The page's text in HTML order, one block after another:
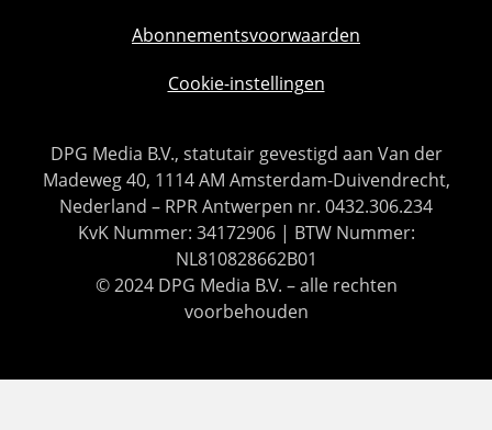
Abonnementsvoorwaarden
Cookie-instellingen
DPG Media B.V., statutair gevestigd aan Van der
Madeweg 40, 1114 AM Amsterdam-Duivendrecht,
Nederland – RPR Antwerpen nr. 0432.306.234
KvK Nummer: 34172906 | BTW Nummer:
NL810828662B01
© 2024 DPG Media B.V. – alle rechten
voorbehouden